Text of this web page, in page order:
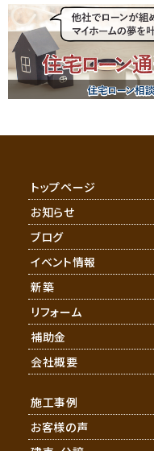
トップページ
お知らせ
ブログ
イベント情報
新築
リフォーム
補助金
会社概要
施工事例
お客様の声